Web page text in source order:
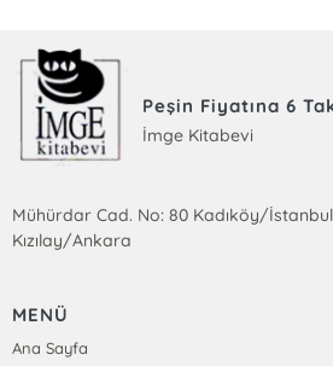
Peşin Fiyatına 6
İmge Kitabevi
Mühürdar Cad. No: 80 Kadıköy/
Kızılay/Ankara
MENÜ
Ana Sayfa